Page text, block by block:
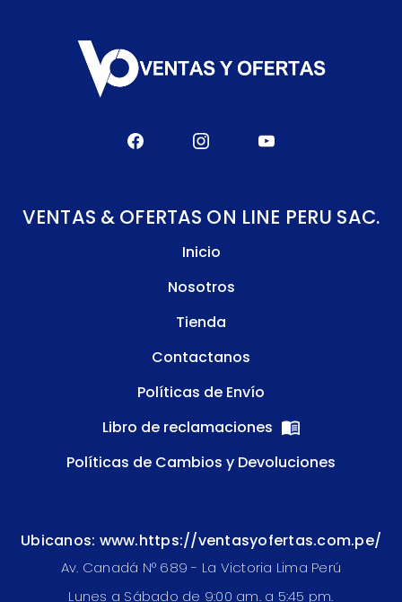
VENTAS & OFERTAS ON LINE PERU SAC.
Inicio
Nosotros
Tienda
Contactanos
Políticas de Envío
Libro de reclamaciones
Políticas de Cambios y Devoluciones
Ubicanos: www.https://ventasyofertas.com.pe/
Av. Canadá N° 689 - La Victoria Lima Perú
Lunes a Sábado de 9:00 am. a 5:45 pm.